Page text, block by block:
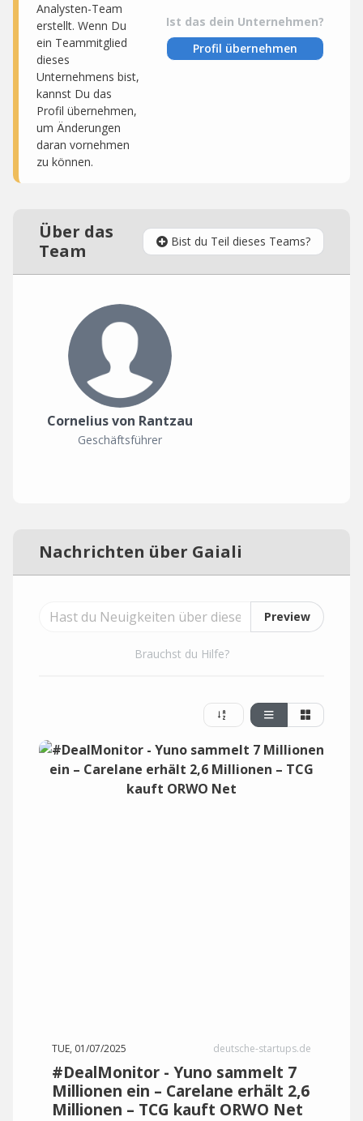
Analysten-Team
erstellt. Wenn Du
ein Teammitglied
dieses
Unternehmens bist,
kannst Du das
Profil übernehmen,
um Änderungen
daran vornehmen
zu können.
Ist das dein Unternehmen?
Profil übernehmen
Über das
Team
Bist du Teil dieses Teams?
Cornelius von Rantzau
Geschäftsführer
Nachrichten über Gaiali
Preview
Brauchst du Hilfe?
TUE, 01/07/2025 deutsche-startups.de
#DealMonitor - Yuno sammelt 7
Millionen ein – Carelane erhält 2,6
Millionen – TCG kauft ORWO Net